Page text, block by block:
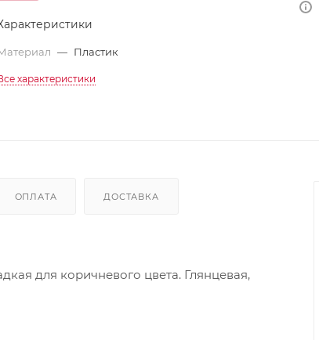
— Пластик
характеристики
ОПЛАТА ДОСТАВКА
для коричневого цвета. Глянцевая,